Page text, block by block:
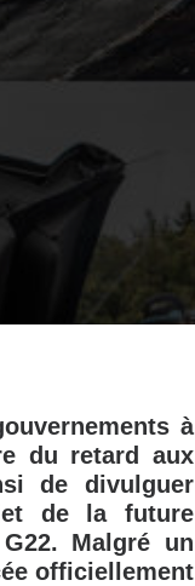
à
du retard aux
de divulguer
de la future
Malgré un
officiellement